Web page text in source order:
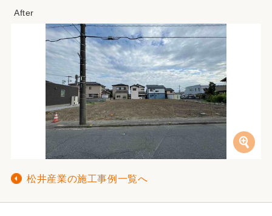
松井産業の施工事例一覧へ